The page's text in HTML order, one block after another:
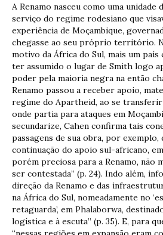
A Renamo nasceu como uma unidade
serviço do regime rodesiano que
experiência de Moçambique,
chegasse ao seu próprio território.
motivo da África do Sul, mais um
ter assumido o lugar de Smith logo
poder pela maioria negra na então
Renamo passou a receber apoio,
regime do Apartheid, ao se transferir
onde partia para ataques em
secundarize, Cahen confirma tais
passagens de sua obra, por exemplo,
continuação do apoio sul-africano,
porém preciosa para a Renamo, não
ser contestada” (p. 24). Indo além,
direção da Renamo e das
na África do Sul, nomeadamente no
retaguarda’, em Phalaborwa,
logística e à escuta” (p. 35). E, para